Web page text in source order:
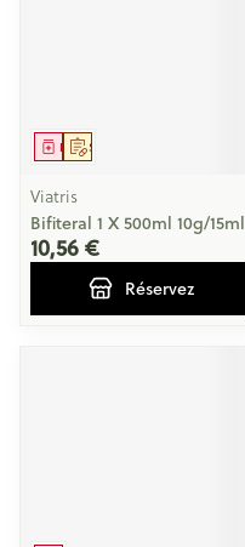
Sur prescription
Médicament
Viatris
Bifiteral 1 X 500ml 10g/15ml
10,56 €
Réservez